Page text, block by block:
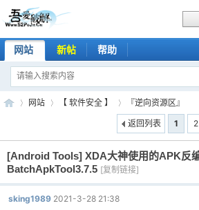
网站 新帖 帮助
吾 »
网站
›
【 软件安全 】
›
『逆向资源区』
1
2
返回列表
[Android Tools] XDA大神使用的APK反
BatchApkTool3.7.5 [复制链接]
sking1989 2021-3-28 21:38